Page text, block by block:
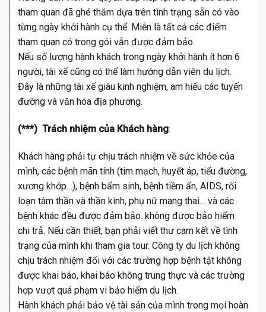
tham quan đã ghé thăm dựa trên tình trạng sẵn có vào
từng ngày khởi hành cụ thể. Miễn là tất cả các điểm
tham quan có trong gói vẫn được đảm bảo.
Nếu số lượng hành khách trong ngày khởi hành ít hơn 6
người, tài xế cũng có thể làm hướng dẫn viên du lịch.
Đây là những tài xế giàu kinh nghiệm, am hiểu các tuyến
đường và văn hóa địa phương.
(***) Trách nhiệm của Khách hàng:
Khách hàng phải tự chịu trách nhiệm về sức khỏe của
mình, các bệnh mãn tính (tim mạch, huyết áp, tiểu đường,
xương khớp…), bệnh bẩm sinh, bệnh tiềm ẩn, AIDS, rối
loạn tâm thần và thần kinh, phụ nữ mang thai… và các
bệnh khác đều được đảm bảo. không được bảo hiểm
chi trả. Nếu cần thiết, bạn phải viết thư cam kết về tình
trạng của mình khi tham gia tour. Công ty du lịch không
chịu trách nhiệm đối với các trường hợp bệnh tật không
được khai báo, khai báo không trung thực và các trường
hợp vượt quá phạm vi bảo hiểm du lịch.
Hành khách phải bảo vệ tài sản của mình trong mọi hoàn